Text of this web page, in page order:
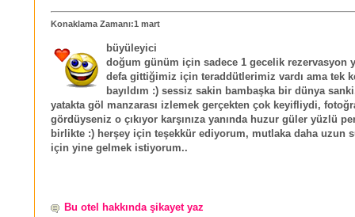
Konaklama Zamanı:1 mart
büyüleyici
doğum günüm için sadece 1 gecelik rezervasyon
defa gittiğimiz için teraddütlerimiz vardı ama tek
bayıldım :) sessiz sakin bambaşka bir dünya
yatakta göl manzarası izlemek gerçekten çok keyifliydi,
gördüyseniz o çıkıyor karşınıza yanında huzur güler yüzlü
birlikte :) herşey için teşekkür ediyorum, mutlaka daha uzun
için yine gelmek istiyorum..
Bu otel hakkında şikayet yaz